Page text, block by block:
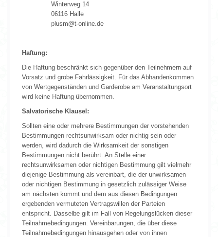
Winterweg 14
06116 Halle
plusm@t-online.de
Haftung:
Die Haftung beschränkt sich gegenüber den Teilnehmern auf
Vorsatz und grobe Fahrlässigkeit. Für das Abhandenkommen
von Wertgegenständen und Garderobe am Veranstaltungsort
wird keine Haftung übernommen.
Salvatorische Klausel:
Sollten eine oder mehrere Bestimmungen der vorstehenden
Bestimmungen rechtsunwirksam oder nichtig sein oder
werden, wird dadurch die Wirksamkeit der sonstigen
Bestimmungen nicht berührt. An Stelle einer
rechtsunwirksamen oder nichtigen Bestimmung gilt vielmehr
diejenige Bestimmung als vereinbart, die der unwirksamen
oder nichtigen Bestimmung in gesetzlich zulässiger Weise
am nächsten kommt und dem aus diesen Bedingungen
ergebenden vermuteten Vertragswillen der Parteien
entspricht. Dasselbe gilt im Fall von Regelungslücken dieser
Teilnahmebedingungen. Vereinbarungen, die über diese
Teilnahmebedingungen hinausgehen oder von ihnen